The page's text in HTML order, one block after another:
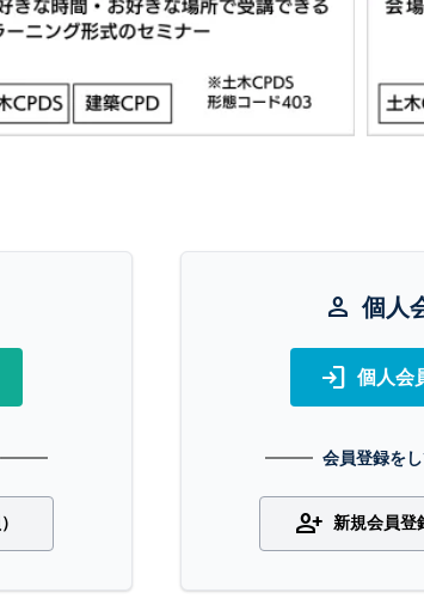
person 個人
login 個人会
会員登録を
person_add 新規会員登